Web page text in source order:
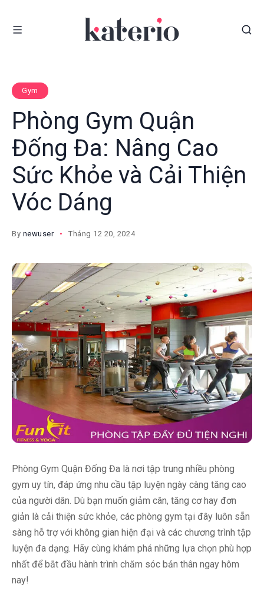
Gym
Phòng Gym Quận
Đống Đa: Nâng Cao
Sức Khỏe và Cải Thiện
Vóc Dáng
By newuser Tháng 12 20, 2024
Phòng Gym Quận Đống Đa là nơi tập trung nhiều phòng
gym uy tín, đáp ứng nhu cầu tập luyện ngày càng tăng cao
của người dân. Dù bạn muốn giảm cân, tăng cơ hay đơn
giản là cải thiện sức khỏe, các phòng gym tại đây luôn sẵn
sàng hỗ trợ với không gian hiện đại và các chương trình tập
luyện đa dạng. Hãy cùng khám phá những lựa chọn phù hợp
nhất để bắt đầu hành trình chăm sóc bản thân ngay hôm
nay!